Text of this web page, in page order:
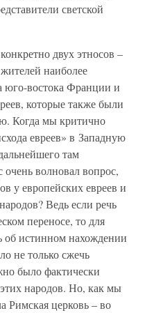
светской
двух этносов –
наиболее
юго-востока Франции и
которые также были
Когда мы критично
евреев» в Западную
там
очень волновал вопрос,
у европейских евреев и
Ведь если речь
переносе, то для
об истинном нахождении
не только сжечь
было фактически
народов. Но, как мы
Римская церковь – во